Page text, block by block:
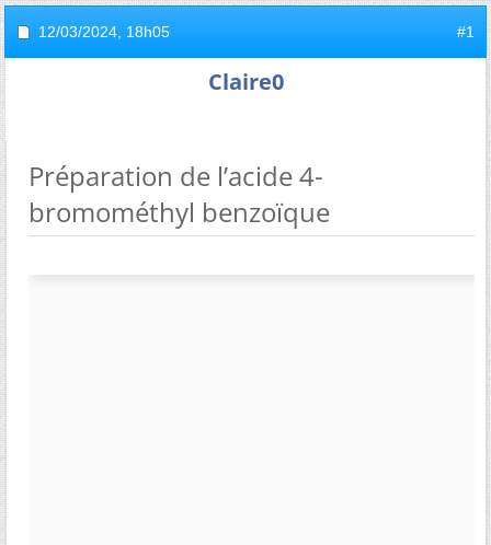
12/03/2024, 18h05 #1
Claire0
Préparation de l’acide 4-
bromométhyl benzoïque